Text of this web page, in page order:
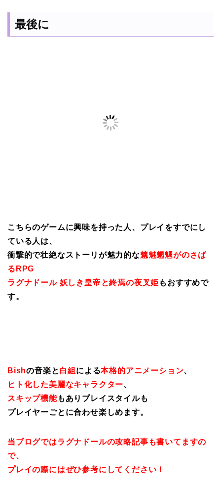
最後に
こちらのゲームに興味を持った人、プレイをすでにし
ている人は、
衝撃的で壮絶なストーリが魅力的な魑魅魍魎がのさば
るRPG
ラグナドール 妖しき皇帝と終焉の夜叉姫 もおすすめで
す。
Bishの音楽と白組 による本格的アニメーション、
ヒト化した美麗なキャラクター、
スキップ機能もありプレイスタイルも
プレイヤーごとに合わせ楽しめます。
当ブログではラグナドールの攻略記事も書いてますの
で、
プレイの際にはぜひ参考にしてください！